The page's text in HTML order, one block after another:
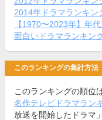
2014年ドラマランキン
【1970〜2023年】年
面白いドラマランキン
このランキングの集計方法
このランキングの順位
名作テレビドラマラン
放送を開始したドラマ